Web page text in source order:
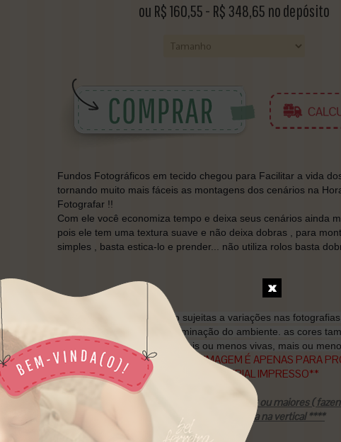
ou R$160,55- R$ 348,65 no depósito
Fundos Fotográficos em tecido chegou para Facilitar a vida
tornando muito mais fáceis as montagens dos cenários na
Fotografar !!
Com ele você economiza tempo e deixa seus cenários ainda
pois ele tem uma textura suave e não deixa dobras , para
simples , basta estica-lo e prender... não utiliza rolos basta
*As cores dos fundos estão sujeitas a variações nas
depender da camera, da iluminação do ambiente. as cores
dar a impressão de serem mais ou menos vivas, mais ou
** QUADRICULADO E LOGO NA IMAGEM É APENAS PARA
NOSSAS ARTES , NÃO VEM NO MATERIAL IMPRESSO**
*** Atenção todos os modelos de 3.00 x 2.20 ou maiores (
maiores personalizado) contém uma emenda na vertical ****